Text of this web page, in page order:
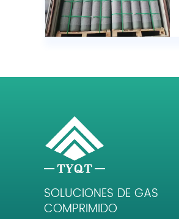
SOLUCIONES DE GAS
COMPRIMIDO